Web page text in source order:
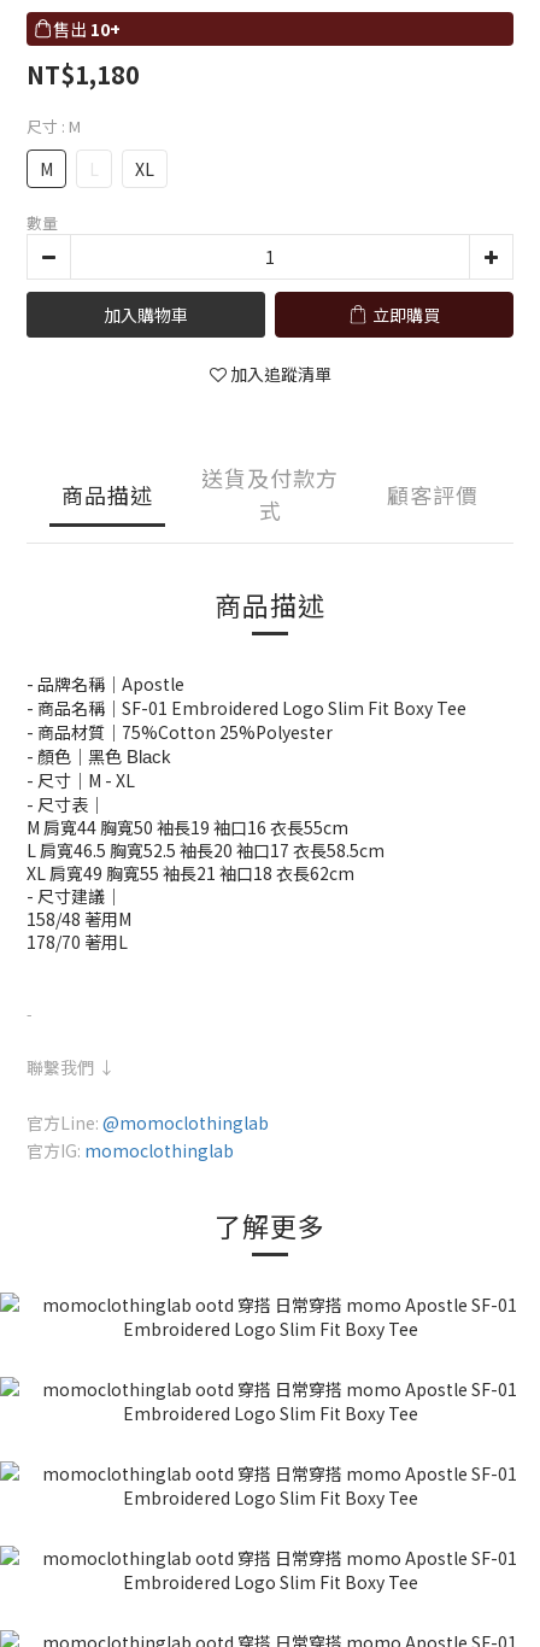
售出 10+
NT$1,180
尺寸 : M
M L XL
數量
加入購物車 立即購買
加入追蹤清單
商品描述
送貨及付款方
式
顧客評價
商品描述
- 品牌名稱｜Apostle
- 商品名稱｜SF-01 Embroidered Logo Slim Fit Boxy Tee
- 商品材質｜75%Cotton 25%Polyester
- 顏色｜黑色 Black
- 尺寸｜M - XL
- 尺寸表｜
M 肩寬44 胸寬50 袖長19 袖口16 衣長55cm
L 肩寬46.5 胸寬52.5 袖長20 袖口17 衣長58.5cm
XL 肩寬49 胸寬55 袖長21 袖口18 衣長62cm
- 尺寸建議｜
158/48 著用M
178/70 著用L
-
聯繫我們 ↓
官方Line: @momoclothinglab
官方IG: momoclothinglab
了解更多